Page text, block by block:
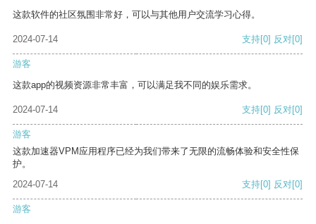
这款软件的社区氛围非常好，可以与其他用户交流学习心得。
2024-07-14 支持[0] 反对[0]
游客
这款app的视频资源非常丰富，可以满足我不同的娱乐需求。
2024-07-14 支持[0] 反对[0]
游客
这款加速器VPM应用程序已经为我们带来了无限的流畅体验和安全性保
护。
2024-07-14
支持[0] 反对[0]
游客